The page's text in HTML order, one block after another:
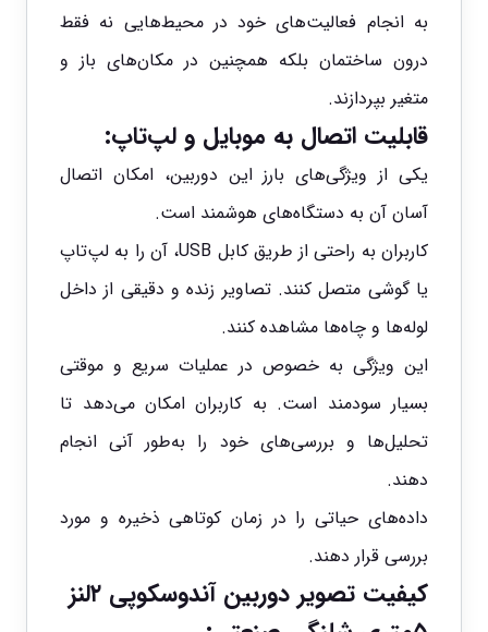
به انجام فعالیت‌های خود در محیط‌هایی نه‌ فقط
درون ساختمان بلکه همچنین در مکان‌های باز و
متغیر بپردازند.
قابلیت اتصال به موبایل و لپ‌تاپ:
یکی از ویژگی‌های بارز این دوربین، امکان اتصال
آسان آن به دستگاه‌های هوشمند است.
کاربران به راحتی از طریق کابل USB، آن را به لپ‌تاپ
یا گوشی متصل کنند. تصاویر زنده‌ و دقیقی از داخل
لوله‌ها و چاه‌ها مشاهده کنند.
این ویژگی به خصوص در عملیات سریع و موقتی
بسیار سودمند است. به کاربران امکان می‌دهد تا
تحلیل‌ها و بررسی‌های خود را به‌طور آنی انجام
دهند.
داده‌های حیاتی را در زمان کوتاهی ذخیره و مورد
بررسی قرار دهند.
کیفیت تصویر دوربین آندوسکوپی ۲لنز